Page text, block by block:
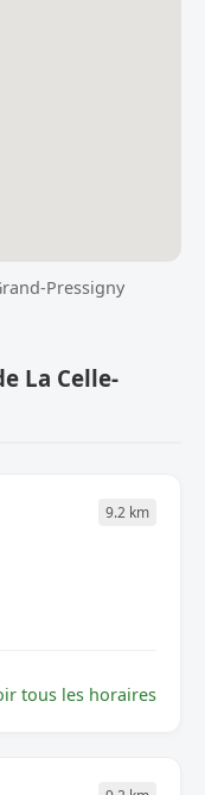
Pressigny
La Celle-
9.2 km
tous les horaires